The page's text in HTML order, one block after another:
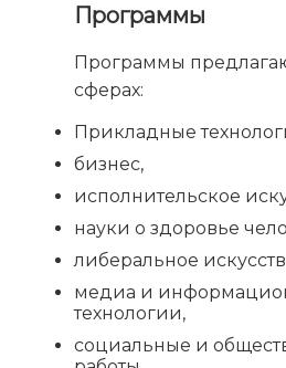
Программы
Программы
сферах:
Прикладные
бизнес,
исполнительское
науки о здоровье
либеральное
медиа и
технологии,
социальные и